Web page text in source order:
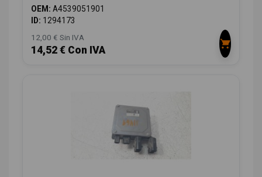
OEM: A4539051901
ID: 1294173
12,00 € Sin IVA
14,52 € Con IVA